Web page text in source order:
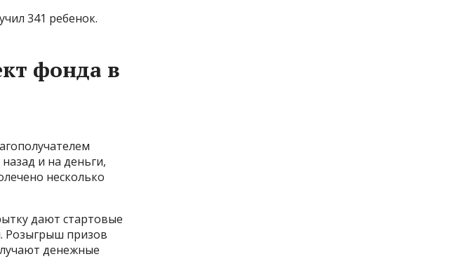
341 ребенок.
фонда в
и на деньги,
несколько
дают стартовые
Розыгрыш призов
денежные